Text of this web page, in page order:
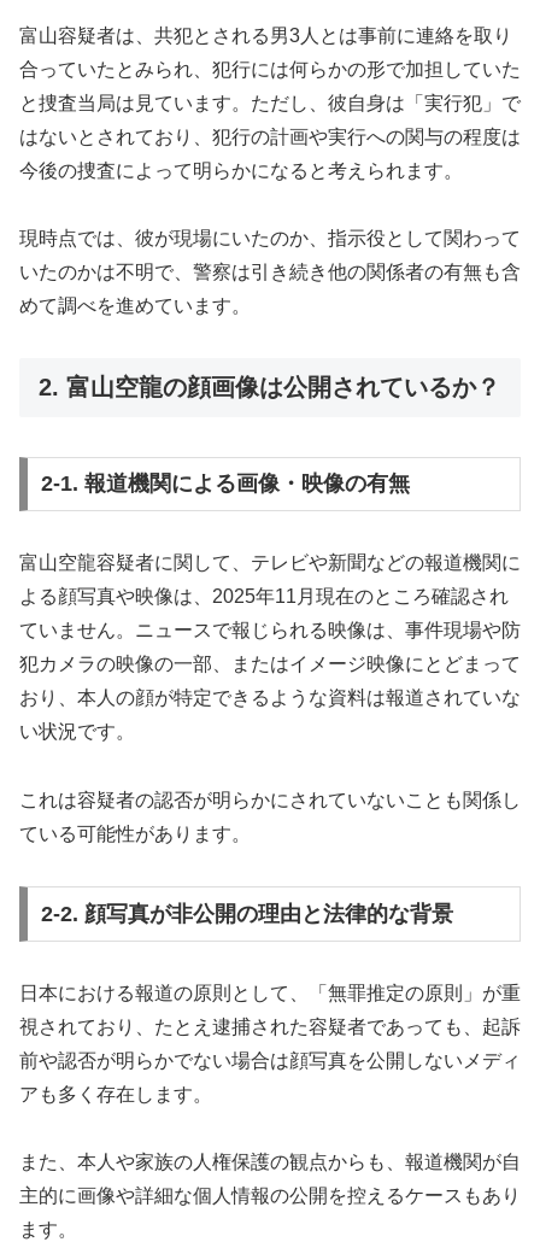
富山容疑者は、共犯とされる男3人とは事前に連絡を取り
合っていたとみられ、犯行には何らかの形で加担していた
と捜査当局は見ています。ただし、彼自身は「実行犯」で
はないとされており、犯行の計画や実行への関与の程度は
今後の捜査によって明らかになると考えられます。
現時点では、彼が現場にいたのか、指示役として関わって
いたのかは不明で、警察は引き続き他の関係者の有無も含
めて調べを進めています。
2. 富山空龍の顔画像は公開されているか？
2-1. 報道機関による画像・映像の有無
富山空龍容疑者に関して、テレビや新聞などの報道機関に
よる顔写真や映像は、2025年11月現在のところ確認され
ていません。ニュースで報じられる映像は、事件現場や防
犯カメラの映像の一部、またはイメージ映像にとどまって
おり、本人の顔が特定できるような資料は報道されていな
い状況です。
これは容疑者の認否が明らかにされていないことも関係し
ている可能性があります。
2-2. 顔写真が非公開の理由と法律的な背景
日本における報道の原則として、「無罪推定の原則」が重
視されており、たとえ逮捕された容疑者であっても、起訴
前や認否が明らかでない場合は顔写真を公開しないメディ
アも多く存在します。
また、本人や家族の人権保護の観点からも、報道機関が自
主的に画像や詳細な個人情報の公開を控えるケースもあり
ます。